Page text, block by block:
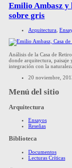
Emilio Ambasz
sobre gris
Arquitectura
Análisis de la Casa de
donde arquitectura,
integración con la
20 noviembre,
Menú del sitio
Arquitectura
Ensayos
Reseñas
Biblioteca
Documentos
Lecturas Críticas